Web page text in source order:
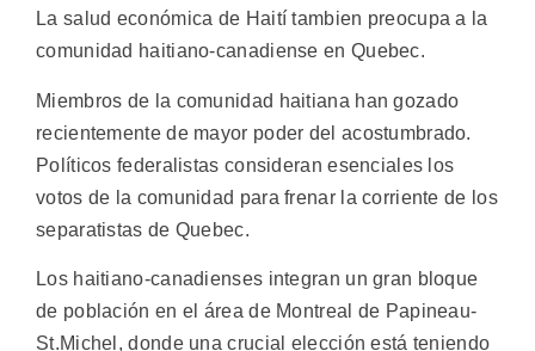
La salud económica de Haití tambien preocupa a la
comunidad haitiano-canadiense en Quebec.
Miembros de la comunidad haitiana han gozado
recientemente de mayor poder del acostumbrado.
Políticos federalistas consideran esenciales los
votos de la comunidad para frenar la corriente de los
separatistas de Quebec.
Los haitiano-canadienses integran un gran bloque
de población en el área de Montreal de Papineau-
St.Michel, donde una crucial elección está teniendo